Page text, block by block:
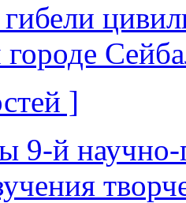
]
9-й научно-